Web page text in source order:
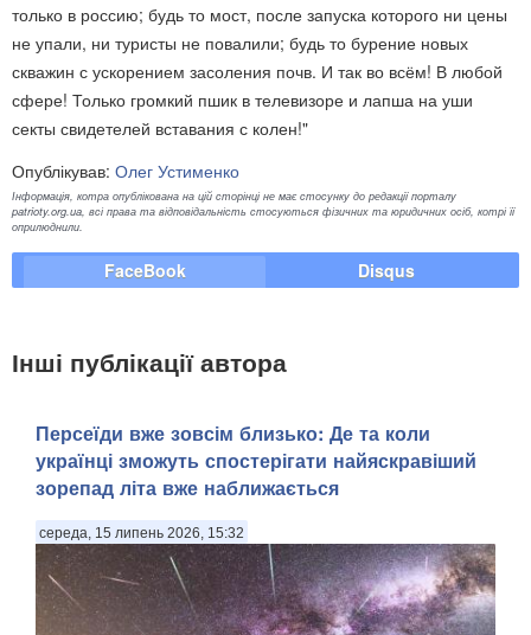
только в россию; будь то мост, после запуска которого ни цены
не упали, ни туристы не повалили; будь то бурение новых
скважин с ускорением засоления почв. И так во всём! В любой
сфере! Только громкий пшик в телевизоре и лапша на уши
секты свидетелей вставания с колен!"
Опублікував: Олег Устименко
Інформація, котра опублікована на цій сторінці не має стосунку до редакції порталу
patrioty.org.ua, всі права та відповідальність стосуються фізичних та юридичних осіб, котрі її
оприлюднили.
FaceBook Disqus
Інші публікації автора
Персеїди вже зовсім близько: Де та коли
українці зможуть спостерігати найяскравіший
зорепад літа вже наближається
середа, 15 липень 2026, 15:32